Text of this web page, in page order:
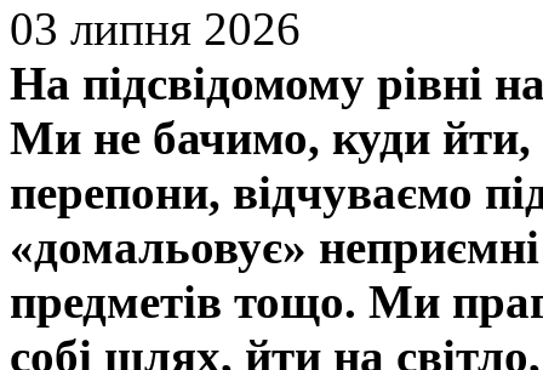
03 липня 2026
На підсвідомому рівні
Ми не бачимо, куди йти,
перепони, відчуваємо
«домальовує»
предметів тощо. Ми
собі шлях, йти на